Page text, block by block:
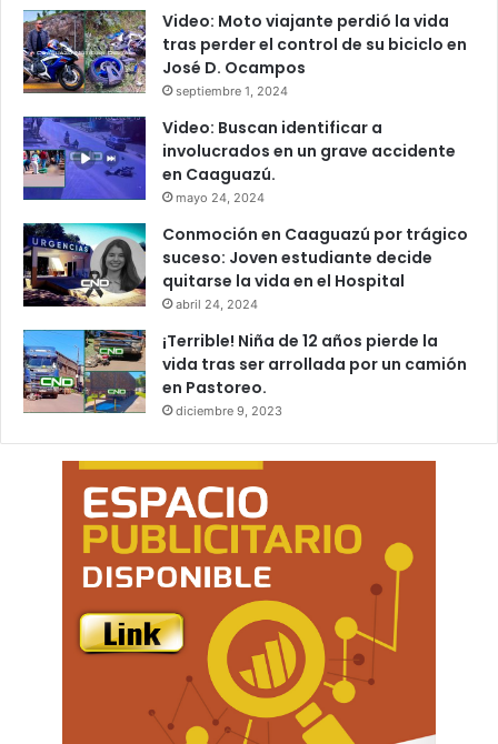
Video: Moto viajante perdió la vida
tras perder el control de su biciclo en
José D. Ocampos
septiembre 1, 2024
Video: Buscan identificar a
involucrados en un grave accidente
en Caaguazú.
mayo 24, 2024
Conmoción en Caaguazú por trágico
suceso: Joven estudiante decide
quitarse la vida en el Hospital
abril 24, 2024
¡Terrible! Niña de 12 años pierde la
vida tras ser arrollada por un camión
en Pastoreo.
diciembre 9, 2023